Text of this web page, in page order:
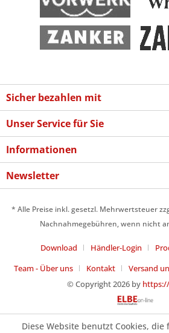
Sicher bezahlen mit
Unser Service für Sie
Informationen
Newsletter
* Alle Preise inkl. gesetzl. Mehrwertsteuer
Nachnahmegebühren, wenn nicht
Download Händler-Login
Team - Über uns
Kontakt
Versand
© Copyright 2026 by
Diese Website benutzt Cookies,